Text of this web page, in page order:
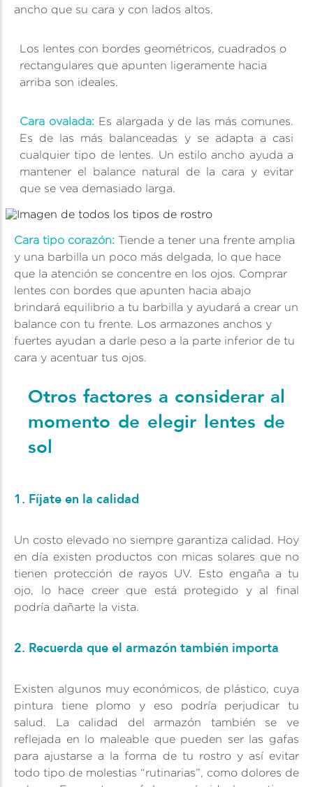
ancho que su cara y con lados altos.
Los lentes con bordes geométricos, cuadrados o
rectangulares que apunten ligeramente hacia
arriba son ideales.
Cara ovalada: Es alargada y de las más comunes.
Es de las más balanceadas y se adapta a casi
cualquier tipo de lentes. Un estilo ancho ayuda a
mantener el balance natural de la cara y evitar
que se vea demasiado larga.
Cara tipo corazón: Tiende a tener una frente amplia
y una barbilla un poco más delgada, lo que hace
que la atención se concentre en los ojos. Comprar
lentes con bordes que apunten hacia abajo
brindará equilibrio a tu barbilla y ayudará a crear un
balance con tu frente. Los armazones anchos y
fuertes ayudan a darle peso a la parte inferior de tu
cara y acentuar tus ojos.
Otros factores a considerar al
momento de elegir lentes de
sol
1. Fíjate en la calidad
Un costo elevado no siempre garantiza calidad. Hoy
en día existen productos con micas solares que no
tienen protección de rayos UV. Esto engaña a tu
ojo, lo hace creer que está protegido y al final
podría dañarte la vista.
2. Recuerda que el armazón también importa
Existen algunos muy económicos, de plástico, cuya
pintura tiene plomo y eso podría perjudicar tu
salud. La calidad del armazón también se ve
reflejada en lo maleable que pueden ser las gafas
para ajustarse a la forma de tu rostro y así evitar
todo tipo de molestias “rutinarias”, como dolores de